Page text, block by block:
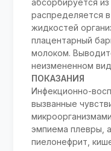
абсорбируется
распределяется
жидкостей
плацентарный
молоком.
неизмененном
ПОКАЗАНИЯ
Инфекционно-
вызванные
эмпиема плевры,
пиелонефрит,